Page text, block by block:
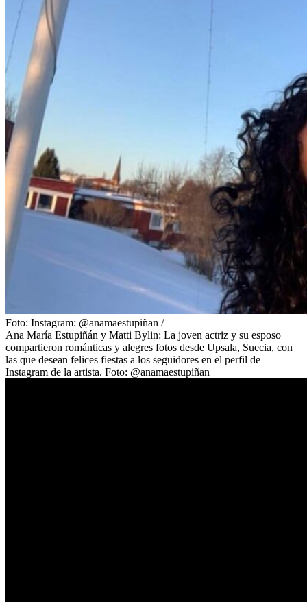
Foto: Instagram: @anamaestupiñan /
Ana María Estupiñán y Matti Bylin: La joven actriz y su esposo
compartieron románticas y alegres fotos desde Upsala, Suecia, con
las que desean felices fiestas a los seguidores en el perfil de
Instagram de la artista. Foto: @anamaestupiñan